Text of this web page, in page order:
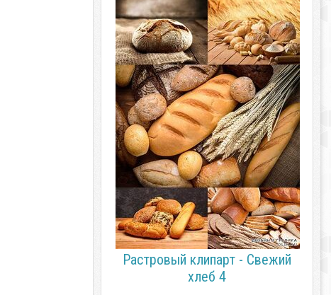
Растровый клипарт - Свежий
хлеб 4